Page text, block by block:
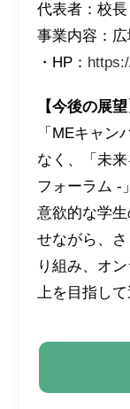
代表者：校
事業内容：
・HP：
【今後の展望
「MEキャ
なく、「未
フォーラム -
意欲的な学
せながら、
り組み、オ
上を目指して